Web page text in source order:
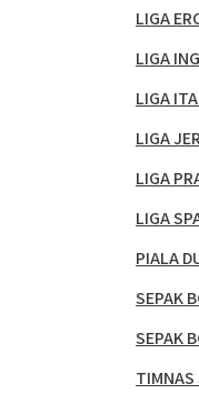
LIGA
LIGA
LIGA
LIGA
LIGA
LIGA
PIALA
SEPAK
SEPAK
TIMNAS